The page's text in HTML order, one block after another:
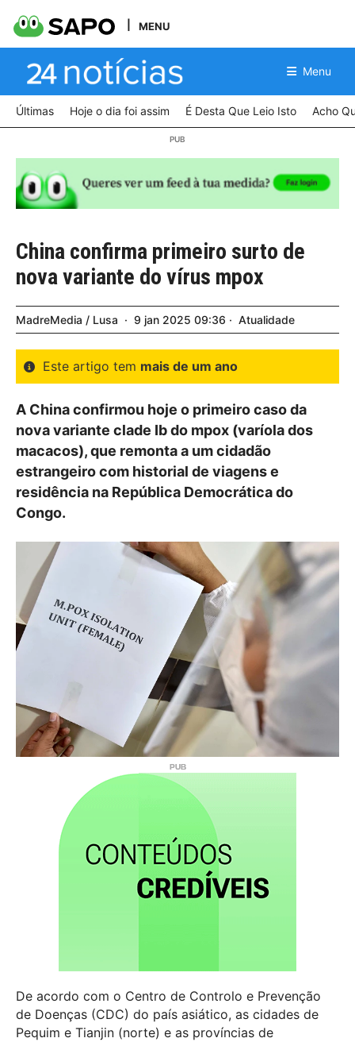
MENU
Menu
Últimas Hoje o dia foi assim É Desta Que Leio Isto Acho
China confirma primeiro surto de
nova variante do vírus mpox
MadreMedia / Lusa 9 jan 2025 09:36 Atualidade
Este artigo tem mais de um ano
A China confirmou hoje o primeiro caso da
nova variante clade Ib do mpox (varíola dos
macacos), que remonta a um cidadão
estrangeiro com historial de viagens e
residência na República Democrática do
Congo.
De acordo com o Centro de Controlo e Prevenção
de Doenças (CDC) do país asiático, as cidades de
Pequim e Tianjin (norte) e as províncias de